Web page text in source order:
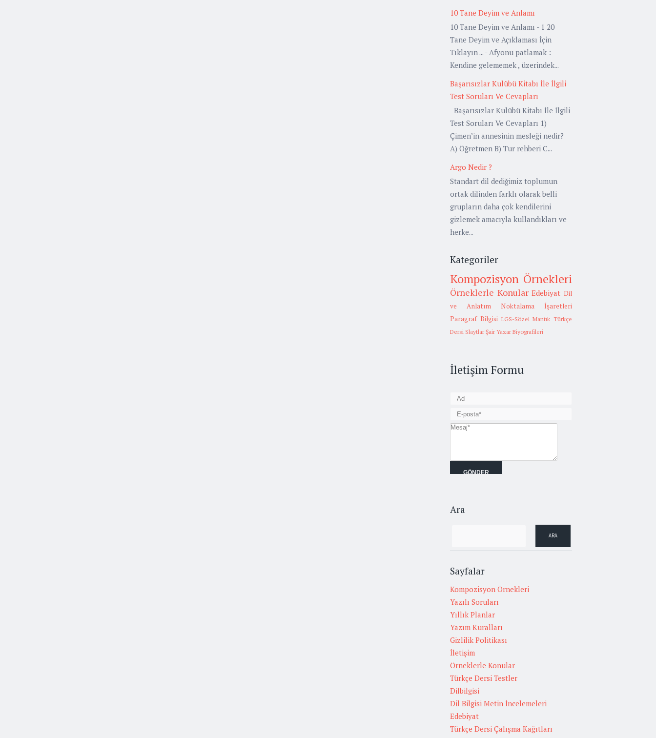
10 Tane Deyim ve Anlamı
10 Tane Deyim ve Anlamı - 1 20
Tane Deyim ve Açıklaması İçin
Tıklayın ... - Afyonu patlamak :
Kendine gelememek , üzerindek...
Başarısızlar Kulübü Kitabı İle İlgili
Test Soruları Ve Cevapları
Başarısızlar Kulübü Kitabı İle İlgili
Test Soruları Ve Cevapları 1)
Çimen’in annesinin mesleği nedir?
A) Öğretmen B) Tur rehberi C...
Argo Nedir ?
Standart dil dediğimiz toplumun
ortak dilinden farklı olarak belli
grupların daha çok kendilerini
gizlemek amacıyla kullandıkları ve
herke...
Kategoriler
Kompozisyon Örnekleri
Örneklerle Konular Edebiyat Dil
ve Anlatım
Noktalama İşaretleri
Paragraf Bilgisi LGS-Sözel Mantık Türkçe
Dersi Slaytlar Şair Yazar Biyografileri
İletişim Formu
Ara
Sayfalar
Kompozisyon Örnekleri
Yazılı Soruları
Yıllık Planlar
Yazım Kuralları
Gizlilik Politikası
İletişim
Örneklerle Konular
Türkçe Dersi Testler
Dilbilgisi
Dil Bilgisi Metin İncelemeleri
Edebiyat
Türkçe Dersi Çalışma Kağıtları